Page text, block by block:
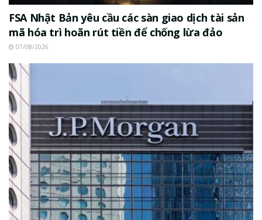
FSA Nhật Bản yêu cầu các sàn giao dịch tài sản
mã hóa trì hoãn rút tiền để chống lừa đảo
07/08/2026